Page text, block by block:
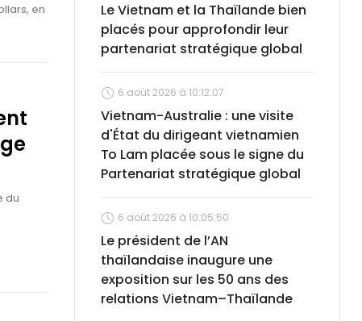
en
du
Le Vietnam et la Thaïlande bien
placés pour approfondir leur
partenariat stratégique global
6 août 2026 à 10:12:07
Vietnam-Australie : une visite
d'État du dirigeant vietnamien
To Lam placée sous le signe du
Partenariat stratégique global
6 août 2026 à 10:05:50
Le président de l’AN
thaïlandaise inaugure une
exposition sur les 50 ans des
relations Vietnam–Thaïlande